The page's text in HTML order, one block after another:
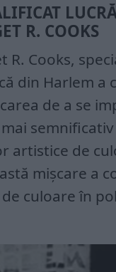
R. COOKS
Cooks,
din Harlem a
de a se
artistice de
mișcare a
culoare în